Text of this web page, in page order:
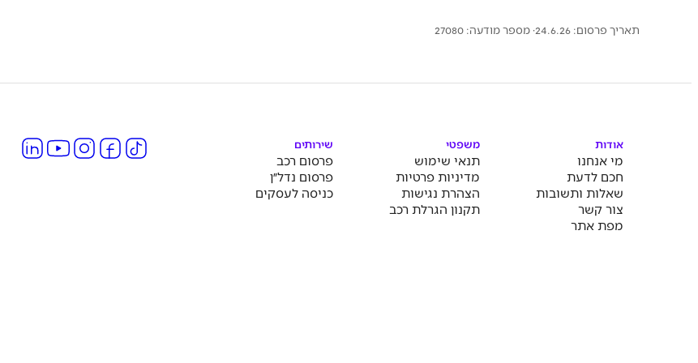
תאריך פרסום: 24.6.26 · מספר מודעה: 27080
אודות
מי אנחנו
חכם לדעת
שאלות ותשובות
צור קשר
מפת אתר
משפטי
תנאי שימוש
מדיניות פרטיות
הצהרת נגישות
תקנון הגרלת רכב
שירותים
פרסום רכב
פרסום נדל״ן
כניסה לעסקים